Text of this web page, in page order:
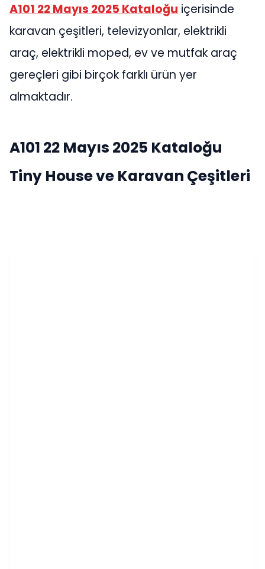
A101 22 Mayıs 2025 Kataloğu içerisinde
karavan çeşitleri, televizyonlar, elektrikli
araç, elektrikli moped, ev ve mutfak araç
gereçleri gibi birçok farklı ürün yer
almaktadır.
A101 22 Mayıs 2025 Kataloğu
Tiny House ve Karavan Çeşitleri